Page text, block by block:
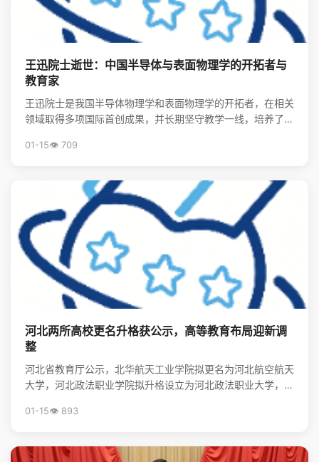
王迅院士逝世：中国半导体与表面物理学的开拓者与
教育家
王迅院士是我国半导体物理学和表面物理学的开拓者，在相关
领域取得多项国际首创成果，并长期坚守教学一线，培养了大
01-15👁️ 709
河北两所高校更名升格获公示，高等教育布局迎新调
整
河北省教育厅公示，北华航天工业学院拟更名为河北航空航天
大学，河北政法职业学院拟升格设立为河北政法职业大学，标
01-15👁️ 893